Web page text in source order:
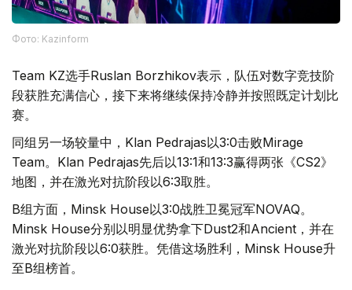
Фото: Kazinform
Team KZ选手Ruslan Borzhikov表示，队伍对数字竞技阶
段获胜充满信心，接下来将继续保持冷静并按照既定计划比
赛。
同组另一场较量中，Klan Pedrajas以3:0击败Mirage
Team。Klan Pedrajas先后以13:1和13:3赢得两张《CS2》
地图，并在激光对抗阶段以6:3取胜。
B组方面，Minsk House以3:0战胜卫冕冠军NOVAQ。
Minsk House分别以明显优势拿下Dust2和Ancient，并在
激光对抗阶段以6:0获胜。凭借这场胜利，Minsk House升
至B组榜首。